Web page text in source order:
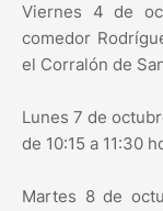
Viernes 4 de
comedor
el Corralón de
Lunes 7 de
de 10:15 a 11:30
Martes 8 de